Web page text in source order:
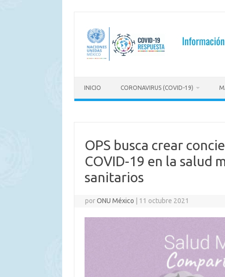
contenido
INICIO CORONAVIRUS (COVID-19)
OPS busca crear
COVID-19 en la salud
sanitarios
porONU México 11 octubre 2021